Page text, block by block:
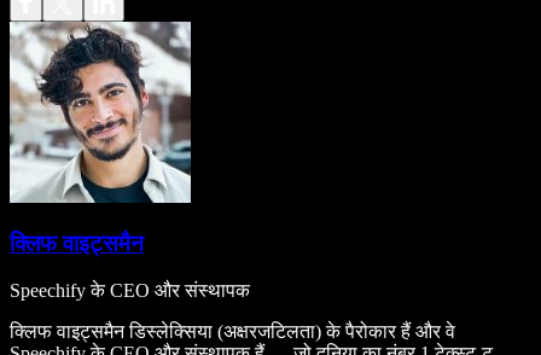
क्लिफ वाइट्समैन
Speechify के CEO और संस्थापक
क्लिफ वाइट्समैन डिस्लेक्सिया (अक्षरजटिलता) के पैरोकार हैं और वे